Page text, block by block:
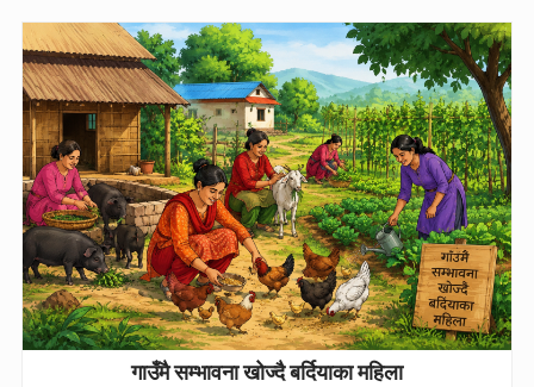
गाउँमै सम्भावना खोज्दै बर्दियाका महिला